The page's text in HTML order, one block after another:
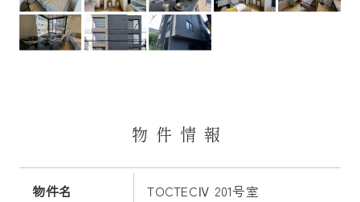
物件情報
物件名 TOCTECⅣ 201号室